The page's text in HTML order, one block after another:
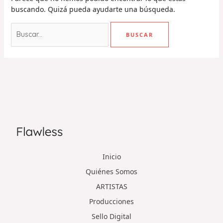
buscando. Quizá pueda ayudarte una búsqueda.
Inicio
Quiénes Somos
ARTISTAS
Producciones
Sello Digital